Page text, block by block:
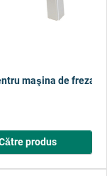
v.1
maşina de frezat
produs